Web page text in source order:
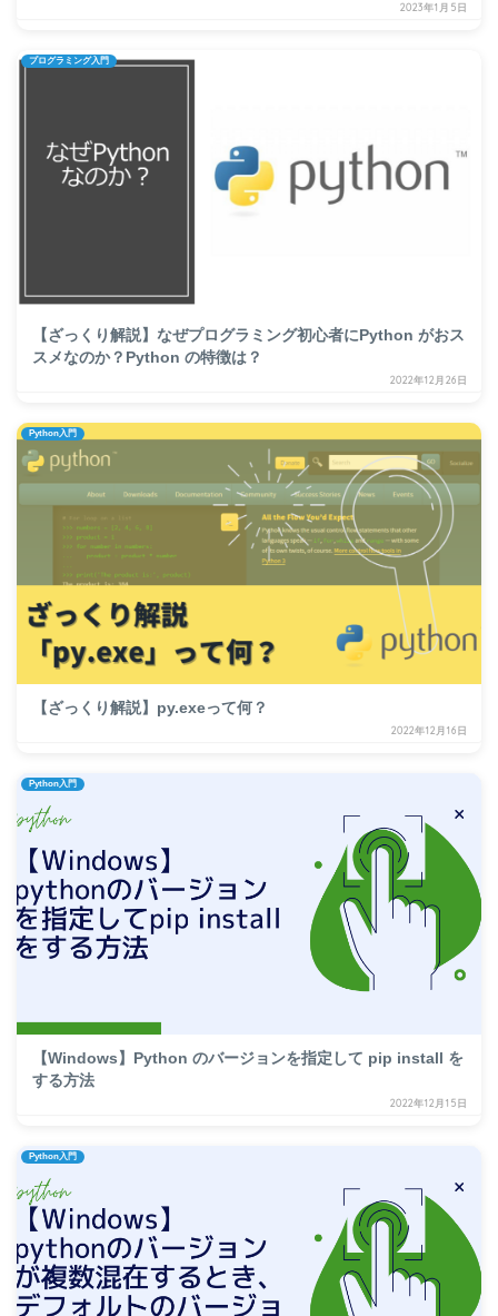
2023年1月5日
プログラミング入門
【ざっくり解説】なぜプログラミング初心者にPython がおス
スメなのか？Python の特徴は？
2022年12月26日
Python入門
【ざっくり解説】py.exeって何？
2022年12月16日
Python入門
【Windows】Python のバージョンを指定して pip install を
する方法
2022年12月15日
Python入門